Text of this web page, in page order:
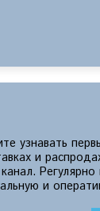
узнавать
и
и